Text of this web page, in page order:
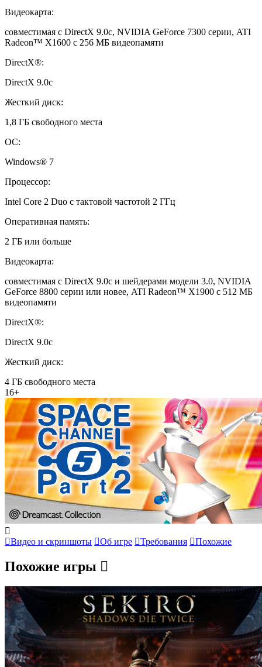
Видеокарта:
совместимая с DirectX 9.0c, NVIDIA GeForce 7300 серии, ATI
Radeon™ X1600 с 256 МБ видеопамяти
DirectX®:
DirectX 9.0c
Жесткий диск:
1,8 ГБ свободного места
ОС:
Windows® 7
Процессор:
Intel Core 2 Duo с тактовой частотой 2 ГГц
Оперативная память:
2 ГБ или больше
Видеокарта:
совместимая с DirectX 9.0c и шейдерами модели 3.0, NVIDIA
GeForce 8800 серии или новее, ATI Radeon™ X1900 с 512 МБ
видеопамяти
DirectX®:
DirectX 9.0c
Жесткий диск:
4 ГБ свободного места
16+
Видео и скриншоты Об игре Требования Похожие
Похожие игры